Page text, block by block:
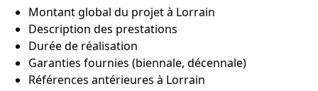
Montant global du projet à Lorrain
Description des prestations
Durée de réalisation
Garanties fournies (biennale, décennale)
Références antérieures à Lorrain